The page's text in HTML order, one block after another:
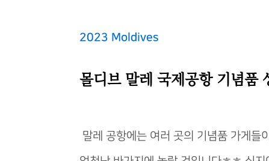
2023 Moldives
몰디브 말레 국제공항 기념품
말레 공항에는 여러 곳의 기념품 가게들